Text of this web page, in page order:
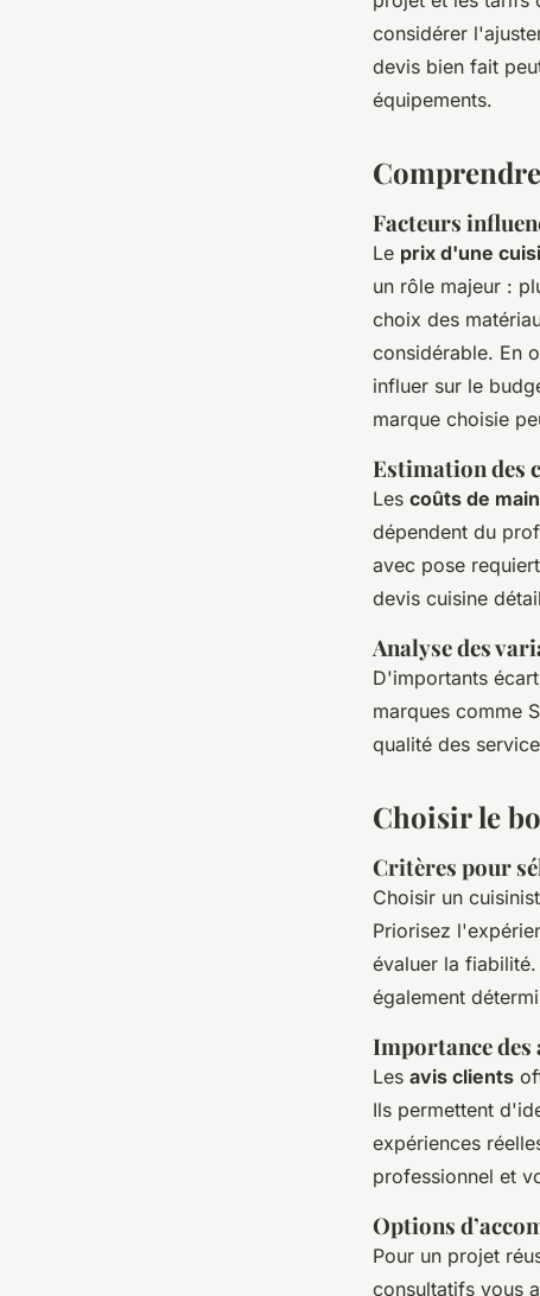
considérer
devis bien fait
équipements.
Facteurs
Le prix d'une
un rôle majeur :
choix des
considérable. En
influer sur le
marque choisie
Estimation des
Les coûts de
dépendent du
avec pose
devis cuisine
Analyse des
D'importants
marques comme
qualité des
Choisir le
Critères pour
Choisir un
Priorisez
évaluer la
également
Importance des
Les avis clients
Ils permettent
expériences
professionnel et
Options
Pour un projet
consultatifs vous